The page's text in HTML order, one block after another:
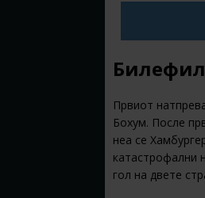
Првиот
Бохум. После
неа се
катастрофални
гол на двете